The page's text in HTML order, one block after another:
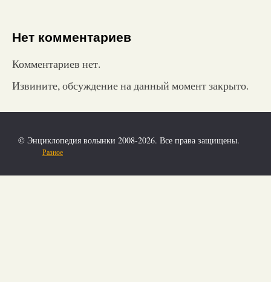
Нет комментариев
Комментариев нет.
Извините, обсуждение на данный момент закрыто.
© Энциклопедия волынки 2008-2026. Все права защищены.
Разное